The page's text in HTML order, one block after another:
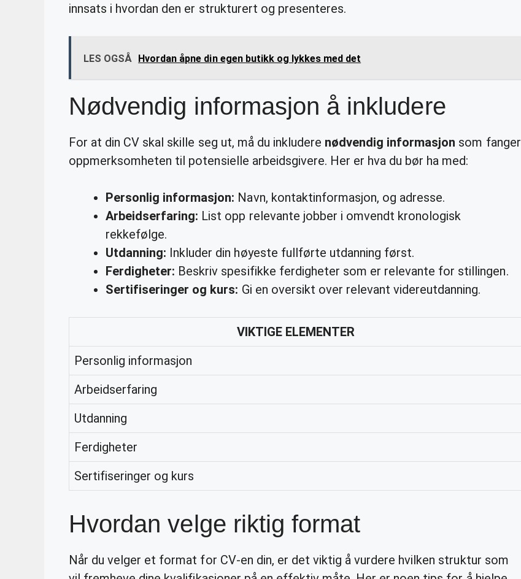
innsats i hvordan den er strukturert og presenteres.
LES OGSÅ Hvordan åpne din egen butikk og lykkes med det
Nødvendig informasjon å inkludere
For at din CV skal skille seg ut, må du inkludere nødvendig informasjon som fanger
oppmerksomheten til potensielle arbeidsgivere. Her er hva du bør ha med:
Personlig informasjon: Navn, kontaktinformasjon, og adresse.
Arbeidserfaring: List opp relevante jobber i omvendt kronologisk
rekkefølge.
Utdanning: Inkluder din høyeste fullførte utdanning først.
Ferdigheter: Beskriv spesifikke ferdigheter som er relevante for stillingen.
Sertifiseringer og kurs: Gi en oversikt over relevant videreutdanning.
VIKTIGE ELEMENTER
Personlig informasjon
Arbeidserfaring
Utdanning
Ferdigheter
Sertifiseringer og kurs
Hvordan velge riktig format
Når du velger et format for CV-en din, er det viktig å vurdere hvilken struktur som